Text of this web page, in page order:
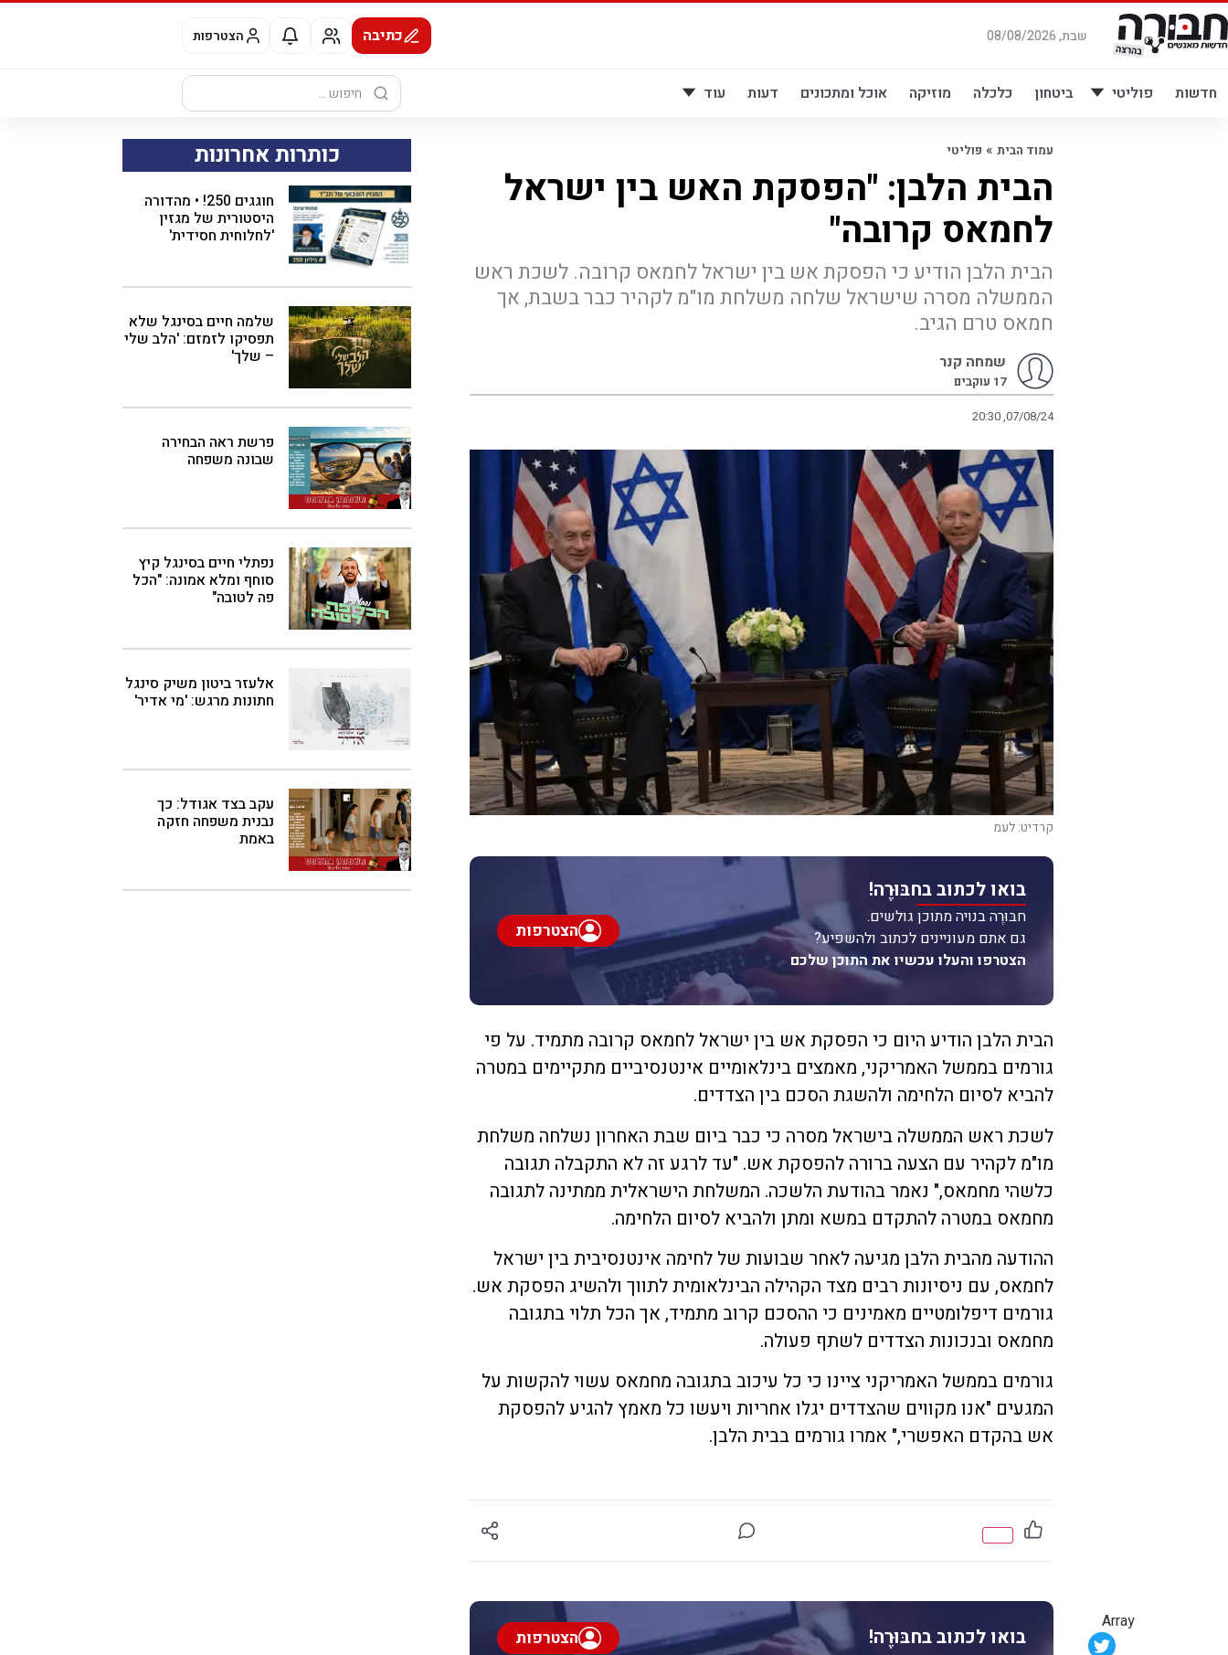
דלג
לתוכן
שבת, 08/08/2026 כתיבה הצטרפות
חדשות פוליטי ביטחון כלכלה מוזיקה אוכל ומתכונים דעות עוד
חיפוש:
Array
עמוד הבית » פוליטי
הבית הלבן: "הפסקת האש בין ישראל
לחמאס קרובה"
הבית הלבן הודיע כי הפסקת אש בין ישראל לחמאס קרובה. לשכת ראש
הממשלה מסרה שישראל שלחה משלחת מו"מ לקהיר כבר בשבת, אך
חמאס טרם הגיב.
שמחה קנר
17 עוקבים
20:30 ,07/08/24
קרדיט: לעמ
בואו לכתוב בחבּוּרֶה!
חבּוּרֶה בנויה מתוכן גולשים.
גם אתם מעוניינים לכתוב ולהשפיע?
הצטרפו והעלו עכשיו את התוכן שלכם
הצטרפות
הבית הלבן הודיע היום כי הפסקת אש בין ישראל לחמאס קרובה מתמיד. על פי
גורמים בממשל האמריקני, מאמצים בינלאומיים אינטנסיביים מתקיימים במטרה
להביא לסיום הלחימה ולהשגת הסכם בין הצדדים.
לשכת ראש הממשלה בישראל מסרה כי כבר ביום שבת האחרון נשלחה משלחת
מו"מ לקהיר עם הצעה ברורה להפסקת אש. "עד לרגע זה לא התקבלה תגובה
כלשהי מחמאס," נאמר בהודעת הלשכה. המשלחת הישראלית ממתינה לתגובה
מחמאס במטרה להתקדם במשא ומתן ולהביא לסיום הלחימה.
ההודעה מהבית הלבן מגיעה לאחר שבועות של לחימה אינטנסיבית בין ישראל
לחמאס, עם ניסיונות רבים מצד הקהילה הבינלאומית לתווך ולהשיג הפסקת אש.
גורמים דיפלומטיים מאמינים כי ההסכם קרוב מתמיד, אך הכל תלוי בתגובה
מחמאס ובנכונות הצדדים לשתף פעולה.
גורמים בממשל האמריקני ציינו כי כל עיכוב בתגובה מחמאס עשוי להקשות על
המגעים "אנו מקווים שהצדדים יגלו אחריות ויעשו כל מאמץ להגיע להפסקת
אש בהקדם האפשרי," אמרו גורמים בבית הלבן.
בואו לכתוב בחבּוּרֶה! הצטרפות
כותרות אחרונות
חוגגים 250! • מהדורה
היסטורית של מגזין
'לחלוחית חסידית'
שלמה חיים בסינגל שלא
תפסיקו לזמזם: 'הלב שלי
– שלך'
פרשת ראה הבחירה
שבונה משפחה
נפתלי חיים בסינגל קיץ
סוחף ומלא אמונה: "הכל
פה לטובה"
אלעזר ביטון משיק סינגל
חתונות מרגש: 'מי אדיר'
עקב בצד אגודל: כך
נבנית משפחה חזקה
באמת